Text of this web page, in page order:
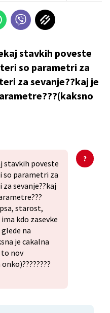
stavkih poveste
so parametri za
za sevanje??kaj je
stavkih poveste
so parametri za
sevanje??kaj
starost,
kdo zasevke
na
je cakalna
to nov